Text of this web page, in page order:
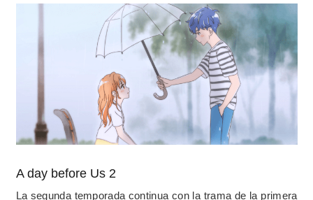
A day before Us 2
La segunda temporada continua con la trama de la primera